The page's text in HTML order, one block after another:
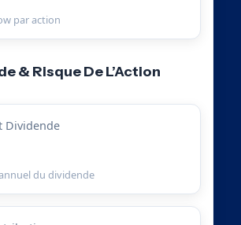
par action
& Risque De L’Action
Dividende
du dividende